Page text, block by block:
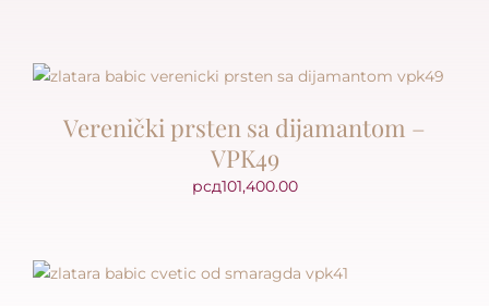
Verenički prsten sa dijamantom –
VPK49
рсд101,400.00